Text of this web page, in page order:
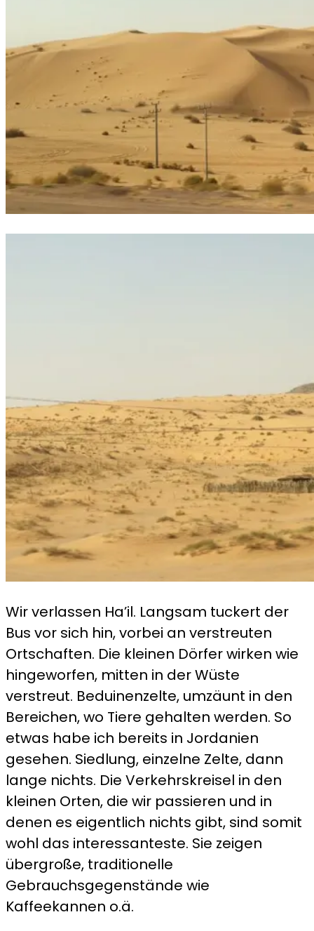
Wir verlassen Ha’il. Langsam tuckert der
Bus vor sich hin, vorbei an verstreuten
Ortschaften. Die kleinen Dörfer wirken wie
hingeworfen, mitten in der Wüste
verstreut. Beduinenzelte, umzäunt in den
Bereichen, wo Tiere gehalten werden. So
etwas habe ich bereits in Jordanien
gesehen. Siedlung, einzelne Zelte, dann
lange nichts. Die Verkehrskreisel in den
kleinen Orten, die wir passieren und in
denen es eigentlich nichts gibt, sind somit
wohl das interessanteste. Sie zeigen
übergroße, traditionelle
Gebrauchsgegenstände wie
Kaffeekannen o.ä.